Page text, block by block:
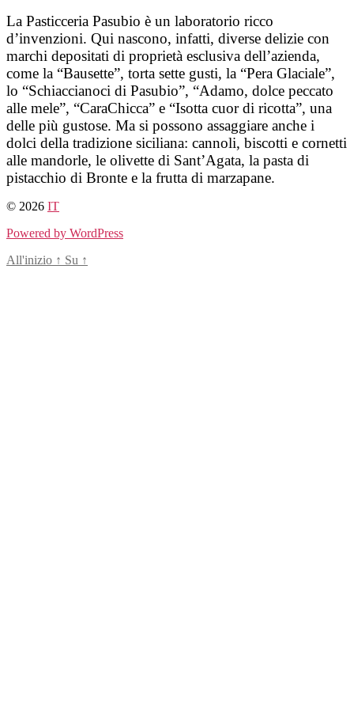
Salta
al
contenuto
La Pasticceria Pasubio è un laboratorio ricco
d’invenzioni. Qui nascono, infatti, diverse delizie con
marchi depositati di proprietà esclusiva dell’azienda,
come la “Bausette”, torta sette gusti, la “Pera Glaciale”,
lo “Schiaccianoci di Pasubio”, “Adamo, dolce peccato
alle mele”, “CaraChicca” e “Isotta cuor di ricotta”, una
delle più gustose. Ma si possono assaggiare anche i
dolci della tradizione siciliana: cannoli, biscotti e cornetti
alle mandorle, le olivette di Sant’Agata, la pasta di
pistacchio di Bronte e la frutta di marzapane.
© 2026 IT
Powered by WordPress
All'inizio ↑ Su ↑